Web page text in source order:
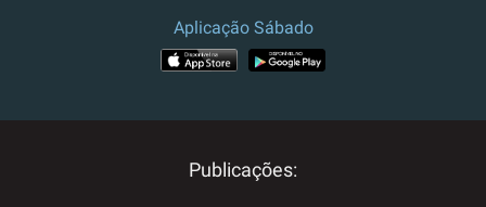
Aplicação Sábado
Publicações: